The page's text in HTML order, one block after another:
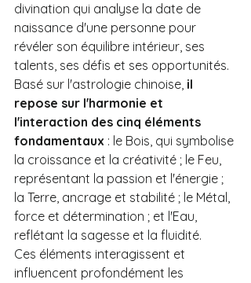
divination qui analyse la date de
naissance d'une personne pour
révéler son équilibre intérieur, ses
talents, ses défis et ses opportunités.
Basé sur l'astrologie chinoise, il
repose sur l'harmonie et
l'interaction des cinq éléments
fondamentaux : le Bois, qui symbolise
la croissance et la créativité ; le Feu,
représentant la passion et l'énergie ;
la Terre, ancrage et stabilité ; le Métal,
force et détermination ; et l'Eau,
reflétant la sagesse et la fluidité.
Ces éléments interagissent et
influencent profondément les